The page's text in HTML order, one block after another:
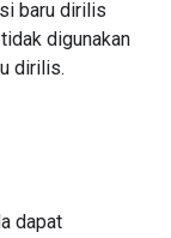
baru dirilis
digunakan
dirilis.
dapat